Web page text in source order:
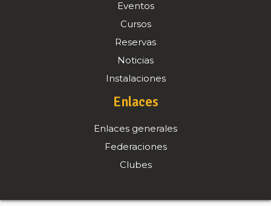
Eventos
Cursos
Reservas
Noticias
Instalaciones
Enlaces
Enlaces generales
Federaciones
Clubes